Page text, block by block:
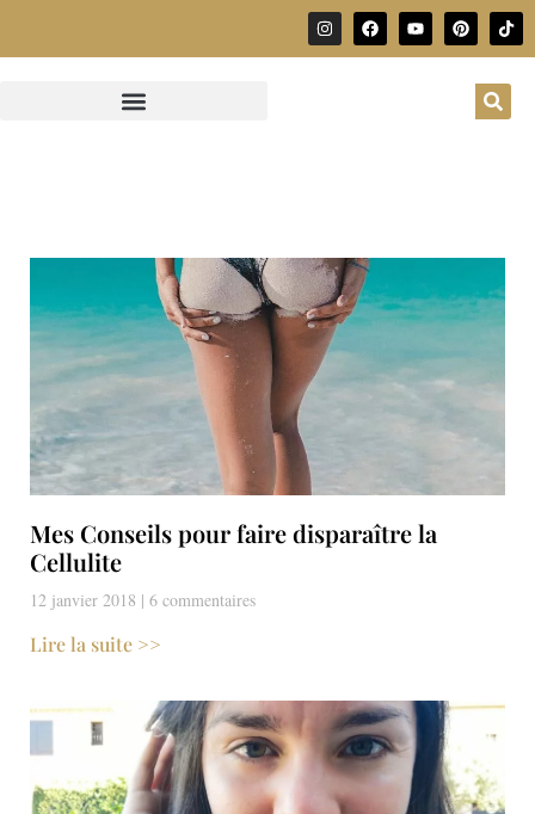
Mes Conseils pour faire disparaître la
Cellulite
12 janvier 2018 6 commentaires
Lire la suite >>